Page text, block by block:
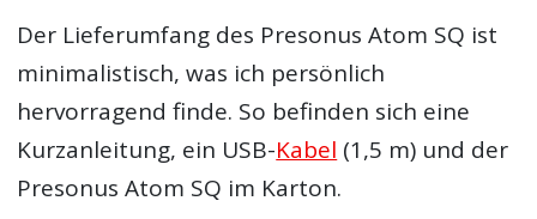
Der Lieferumfang des Presonus Atom SQ ist
minimalistisch, was ich persönlich
hervorragend finde. So befinden sich eine
Kurzanleitung, ein USB-Kabel (1,5 m) und der
Presonus Atom SQ im Karton.